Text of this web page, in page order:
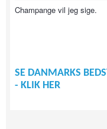
Champange vil jeg sige.
SE DANMARKS
- KLIK HER